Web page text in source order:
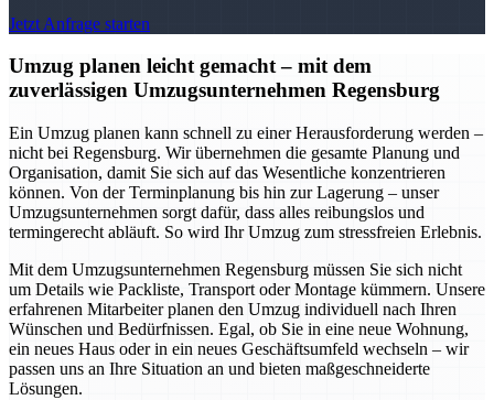
Jetzt Anfrage starten
Umzug planen leicht gemacht – mit dem
zuverlässigen Umzugsunternehmen Regensburg
Ein Umzug planen kann schnell zu einer Herausforderung werden –
nicht bei Regensburg. Wir übernehmen die gesamte Planung und
Organisation, damit Sie sich auf das Wesentliche konzentrieren
können. Von der Terminplanung bis hin zur Lagerung – unser
Umzugsunternehmen sorgt dafür, dass alles reibungslos und
termingerecht abläuft. So wird Ihr Umzug zum stressfreien Erlebnis.
Mit dem Umzugsunternehmen Regensburg müssen Sie sich nicht
um Details wie Packliste, Transport oder Montage kümmern. Unsere
erfahrenen Mitarbeiter planen den Umzug individuell nach Ihren
Wünschen und Bedürfnissen. Egal, ob Sie in eine neue Wohnung,
ein neues Haus oder in ein neues Geschäftsumfeld wechseln – wir
passen uns an Ihre Situation an und bieten maßgeschneiderte
Lösungen.